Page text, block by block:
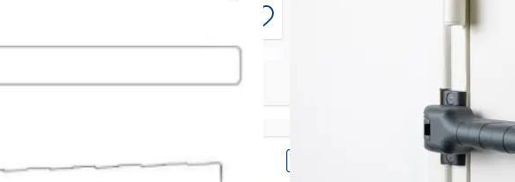
Chromé Epoxy blanc